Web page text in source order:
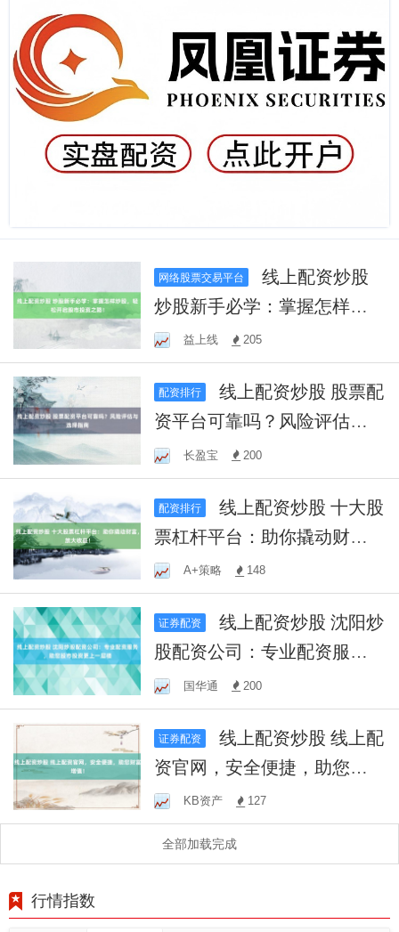
网络股票交易平台
线上配资炒股
炒股新手必学：掌握怎样炒
股，轻松开启股市投资之
路！
益上线 205
配资排行
线上配资炒股 股票配
资平台可靠吗？风险评估与
选择指南
长盈宝 200
配资排行
线上配资炒股 十大股
票杠杆平台：助你撬动财
富，放大收益！
A+策略 148
证券配资
线上配资炒股 沈阳炒
股配资公司：专业配资服
务，助您股市投资更上一层
楼
国华通 200
证券配资
线上配资炒股 线上配
资官网，安全便捷，助您财
富增值！
KB资产 127
全部加载完成
行情指数